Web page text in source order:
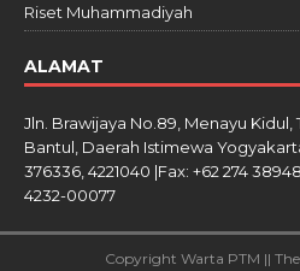
Riset Muhammadiyah
ALAMAT
Jln. Brawijaya No.89, Menayu
Bantul, Daerah Istimewa
376336, 4221040 |Fax: +62 274
4232-00077
Copyright Warta PTM ||